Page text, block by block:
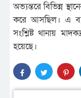
অভ্যন্তরে বিভিন্ন
করে আসছিল। এ
সংশ্লিষ্ট থানায়
হয়েছে।